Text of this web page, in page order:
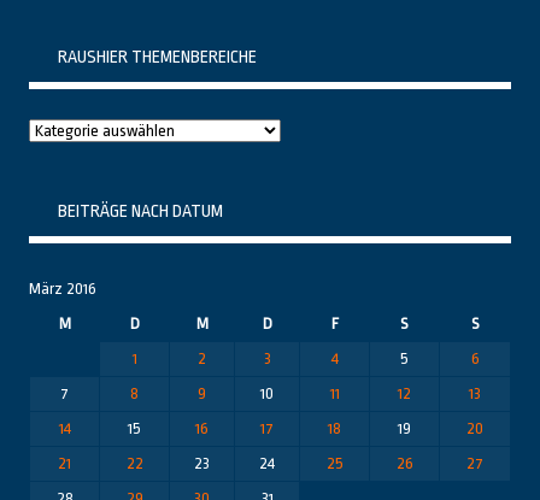
RAUSHIER THEMENBEREICHE
Raushier
BEITRÄGE NACH DATUM
März 2016
M
D M D F S
S
1
2 3 4 5
6
7
8 9 10 11 12
13
14
15 16 17 18 19
20
21
22 23 24 25 26
27